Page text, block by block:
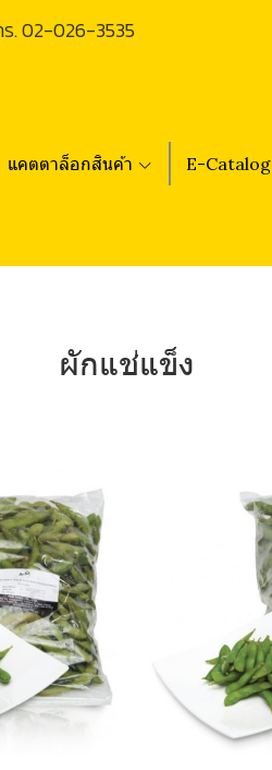
.02-026-3535
แคตตาล็อกสินค้า E-Catalog
ผักแช่แข็ง